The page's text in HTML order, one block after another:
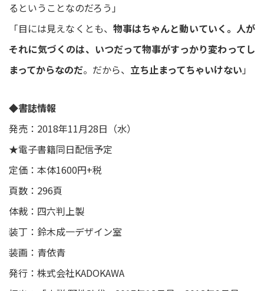
るということなのだろう」
「目には見えなくとも、 物事はちゃんと動いていく。人が
それに気づくのは、いつだって物事がすっかり変わってし
まってからなのだ。だから、 立ち止まってちゃいけない 」
◆書誌情報
発売：2018年11月28日（水）
★電子書籍同日配信予定
定価：本体1600円+税
頁数：296頁
体裁：四六判上製
装丁：鈴木成一デザイン室
装画：青依青
発行：株式会社KADOKAWA